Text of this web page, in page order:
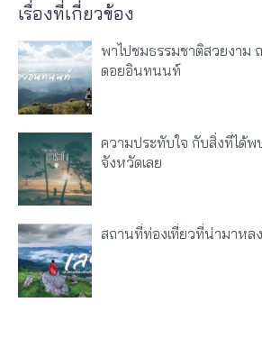
เรื่องที่เกี่ยวข้อง
พาไปชมธรรมชาติสวยงาม
ดอยอินทนนท์
ความประทับใจ กับสิ่งที่ได้พ
จังหวัดเลย
สถานที่ท่องเที่ยวที่น่ามาหล